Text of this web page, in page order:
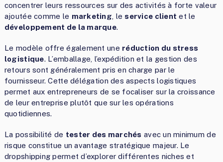
concentrer leurs ressources sur des activités à forte valeur
ajoutée comme le marketing , le service client et le
développement de la marque.
Le modèle offre également une réduction du stress
logistique. L’emballage, l’expédition et la gestion des
retours sont généralement pris en charge par le
fournisseur. Cette délégation des aspects logistiques
permet aux entrepreneurs de se focaliser sur la croissance
de leur entreprise plutôt que sur les opérations
quotidiennes.
La possibilité de tester des marchés avec un minimum de
risque constitue un avantage stratégique majeur. Le
dropshipping permet d’explorer différentes niches et